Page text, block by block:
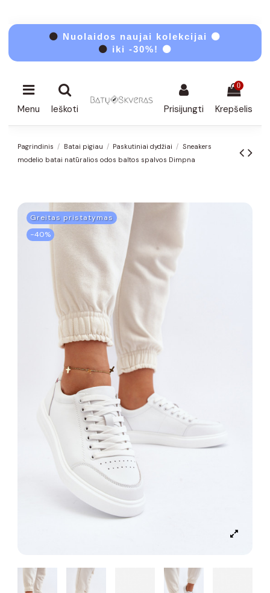
⚫ Nuolaidos naujai kolekcijai ⚫
⚫ iki -30%! ⚫
Menu Ieškoti Prisijungti
0
Krepšelis
Pagrindinis Batai pigiau Paskutiniai dydžiai
Sneakers
modelio batai natūralios odos baltos spalvos Dimpna
Greitas pristatymas
−40%